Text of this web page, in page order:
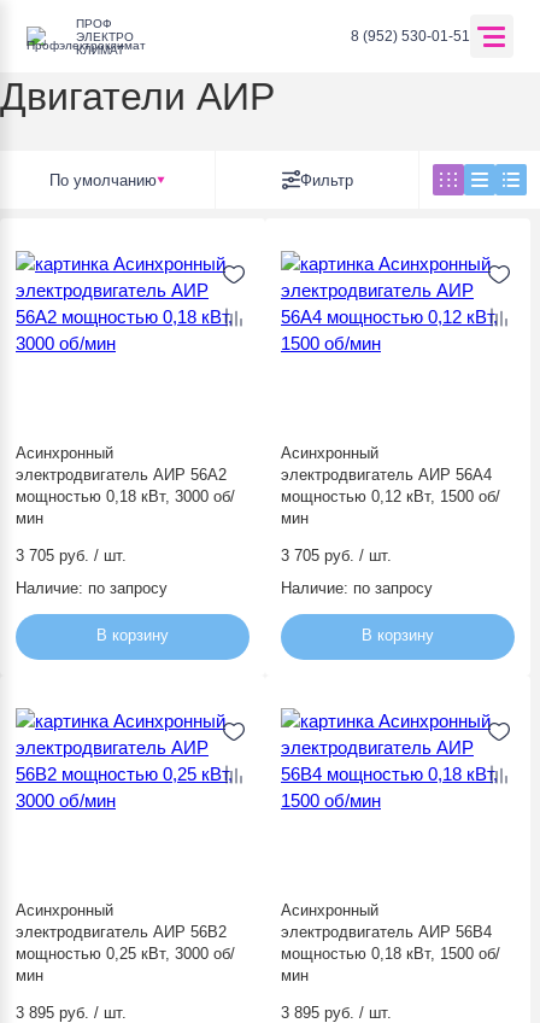
ПРОФ
ЭЛЕКТРО
КЛИМАТ
8 (952) 530-01-51
ГлавнаяКаталог оборудования Электротехнические товары
Двигатели АИР
По умолчанию Фильтр
Асинхронный
электродвигатель АИР 56А2
мощностью 0,18 кВт, 3000 об/
мин
3 705 руб. / шт.
Наличие: по запросу
В корзину
Асинхронный
электродвигатель АИР 56А4
мощностью 0,12 кВт, 1500 об/
мин
3 705 руб. / шт.
Наличие: по запросу
В корзину
Асинхронный
электродвигатель АИР 56В2
мощностью 0,25 кВт, 3000 об/
мин
3 895 руб. / шт.
Асинхронный
электродвигатель АИР 56В4
мощностью 0,18 кВт, 1500 об/
мин
3 895 руб. / шт.
Главная
Каталог
Бренды
Контакты
Заявка на подбор оборудования